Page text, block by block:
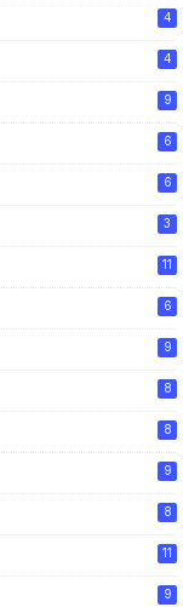
4
4
9
6
6
3
11
6
9
8
8
9
8
11
9